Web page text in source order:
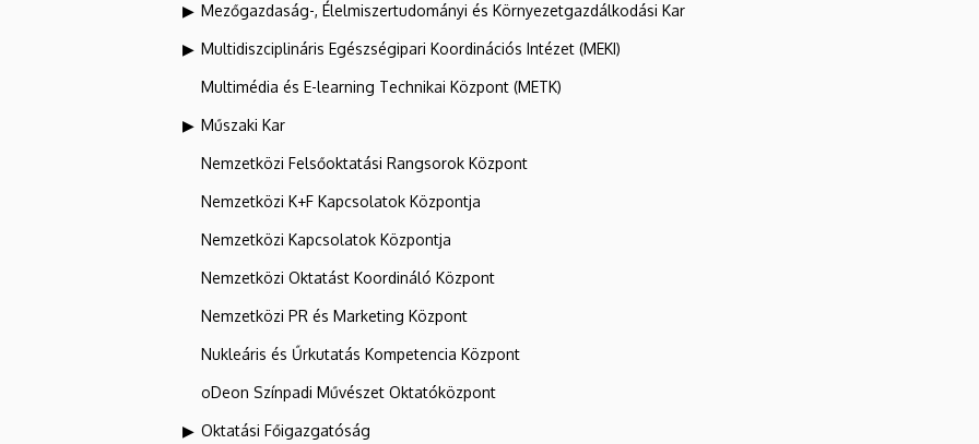
Mezőgazdaság-, Élelmiszertudományi és Környezetgazdálkodási Kar
Multidiszciplináris Egészségipari Koordinációs Intézet (MEKI)
Multimédia és E-learning Technikai Központ (METK)
Műszaki Kar
Nemzetközi Felsőoktatási Rangsorok Központ
Nemzetközi K+F Kapcsolatok Központja
Nemzetközi Kapcsolatok Központja
Nemzetközi Oktatást Koordináló Központ
Nemzetközi PR és Marketing Központ
Nukleáris és Űrkutatás Kompetencia Központ
oDeon Színpadi Művészet Oktatóközpont
Oktatási Főigazgatóság